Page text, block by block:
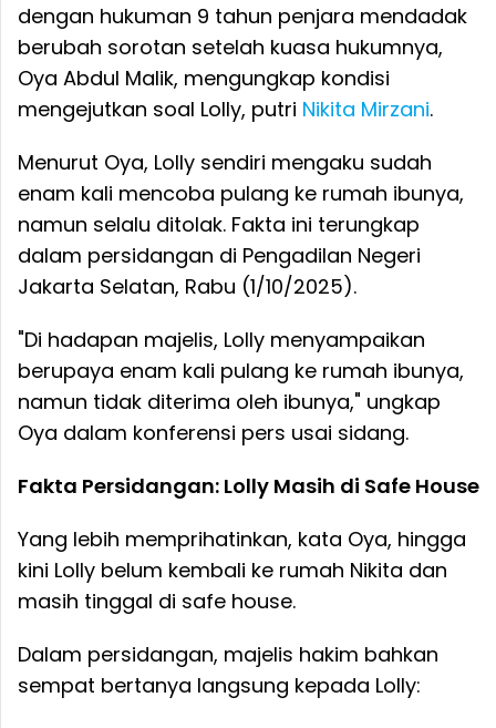
dengan hukuman 9 tahun penjara mendadak
berubah sorotan setelah kuasa hukumnya,
Oya Abdul Malik, mengungkap kondisi
mengejutkan soal Lolly, putri Nikita Mirzani.
Menurut Oya, Lolly sendiri mengaku sudah
enam kali mencoba pulang ke rumah ibunya,
namun selalu ditolak. Fakta ini terungkap
dalam persidangan di Pengadilan Negeri
Jakarta Selatan, Rabu (1/10/2025).
"Di hadapan majelis, Lolly menyampaikan
berupaya enam kali pulang ke rumah ibunya,
namun tidak diterima oleh ibunya," ungkap
Oya dalam konferensi pers usai sidang.
Fakta Persidangan: Lolly Masih di Safe House
Yang lebih memprihatinkan, kata Oya, hingga
kini Lolly belum kembali ke rumah Nikita dan
masih tinggal di safe house.
Dalam persidangan, majelis hakim bahkan
sempat bertanya langsung kepada Lolly: